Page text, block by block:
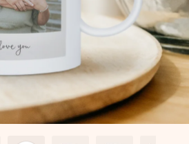
- 17:00 Uhr
- 13:00 Uhr